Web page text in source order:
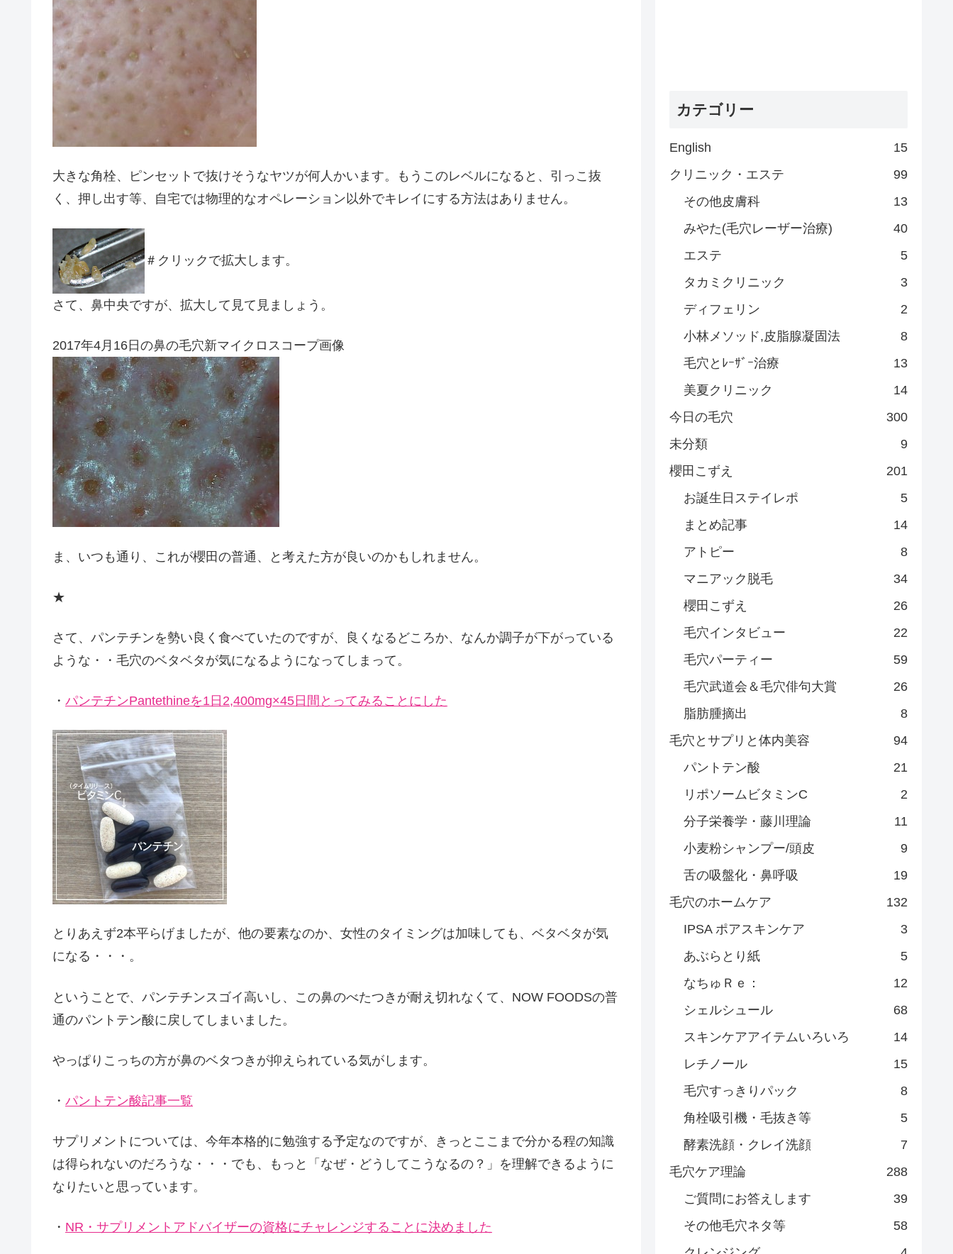
大きな角栓、ピンセットで抜けそうなヤツが何人かいます。もうこのレベルになると、引っこ抜
く、押し出す等、自宅では物理的なオペレーション以外でキレイにする方法はありません。
＃クリックで拡大します。
さて、鼻中央ですが、拡大して見て見ましょう。
2017年4月16日の鼻の毛穴新マイクロスコープ画像
ま、いつも通り、これが櫻田の普通、と考えた方が良いのかもしれません。
★
さて、パンテチンを勢い良く食べていたのですが、良くなるどころか、なんか調子が下がっている
ような・・毛穴のベタベタが気になるようになってしまって。
・ パンテチンPantethineを1日2,400mg×45日間とってみることにした
とりあえず2本平らげましたが、他の要素なのか、女性のタイミングは加味しても、ベタベタが気
になる・・・。
ということで、パンテチンスゴイ高いし、この鼻のべたつきが耐え切れなくて、NOW FOODSの普
通のパントテン酸に戻してしまいました。
やっぱりこっちの方が鼻のベタつきが抑えられている気がします。
・ パントテン酸記事一覧
サプリメントについては、今年本格的に勉強する予定なのですが、きっとここまで分かる程の知識
は得られないのだろうな・・・でも、もっと「なぜ・どうしてこうなるの？」を理解できるように
なりたいと思っています。
・ NR・サプリメントアドバイザーの資格にチャレンジすることに決めました
カテゴリー
English
15
クリニック・エステ
99
その他皮膚科
13
みやた(毛穴レーザー治療)
40
エステ
5
タカミクリニック
3
ディフェリン
2
小林メソッド,皮脂腺凝固法
8
毛穴とﾚｰｻﾞｰ治療
13
美夏クリニック
14
今日の毛穴
300
未分類
9
櫻田こずえ
201
お誕生日ステイレポ
5
まとめ記事
14
アトピー
8
マニアック脱毛
34
櫻田こずえ
26
毛穴インタビュー
22
毛穴パーティー
59
毛穴武道会＆毛穴俳句大賞
26
脂肪腫摘出
8
毛穴とサプリと体内美容
94
パントテン酸
21
リポソームビタミンC
2
分子栄養学・藤川理論
11
小麦粉シャンプー/頭皮
9
舌の吸盤化・鼻呼吸
19
毛穴のホームケア
132
IPSA ポアスキンケア
3
あぶらとり紙
5
なちゅＲｅ：
12
シェルシュール
68
スキンケアアイテムいろいろ
14
レチノール
15
毛穴すっきりパック
8
角栓吸引機・毛抜き等
5
酵素洗顔・クレイ洗顔
7
毛穴ケア理論
288
ご質問にお答えします
39
その他毛穴ネタ等
58